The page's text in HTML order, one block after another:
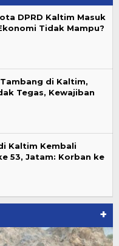
DPRD Kaltim Masuk
Tidak Mampu?
di Kaltim,
Tegas, Kewajiban
Kaltim Kembali
53, Jatam: Korban ke
+